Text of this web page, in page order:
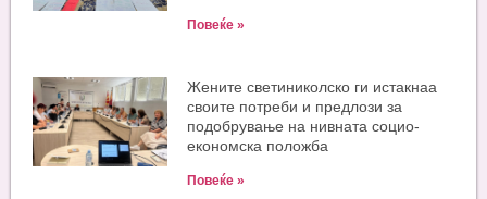
Повеќе »
Жените светиниколско ги истакнаа
своите потреби и предлози за
подобрување на нивната социо-
економска положба
Повеќе »